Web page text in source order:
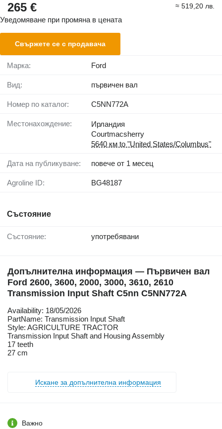
265 € ≈ 519,20 лв.
Уведомяване при промяна в цената
Свържете се с продавача
Марка: Ford
Вид: първичен вал
Номер по каталог: C5NN772A
Местонахождение:
Ирландия
Courtmacsherry
5640 км to "United States/Columbus"
Дата на публикуване: повече от 1 месец
Agroline ID: BG48187
Състояние
Състояние: употребявани
Допълнителна информация — Първичен вал
Ford 2600, 3600, 2000, 3000, 3610, 2610
Transmission Input Shaft C5nn C5NN772A
Availability: 18/05/2026
PartName: Transmission Input Shaft
Style: AGRICULTURE TRACTOR
Transmission Input Shaft and Housing Assembly
17 teeth
27 cm
Искане за допълнителна информация
Важно